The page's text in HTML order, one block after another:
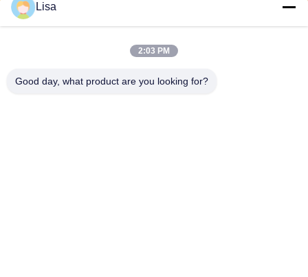
Lisa
2:03 PM
Good day, what product are you looking for?